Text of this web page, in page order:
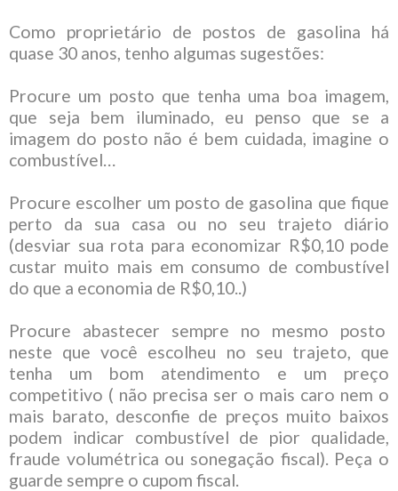
Como proprietário de postos de gasolina há
quase 30 anos, tenho algumas sugestões:
Procure um posto que tenha uma boa imagem,
que seja bem iluminado, eu penso que se a
imagem do posto não é bem cuidada, imagine o
combustível…
Procure escolher um posto de gasolina que fique
perto da sua casa ou no seu trajeto diário
(desviar sua rota para economizar R$0,10 pode
custar muito mais em consumo de combustível
do que a economia de R$0,10..)
Procure abastecer sempre no mesmo posto
neste que você escolheu no seu trajeto, que
tenha um bom atendimento e um preço
competitivo ( não precisa ser o mais caro nem o
mais barato, desconfie de preços muito baixos
podem indicar combustível de pior qualidade,
fraude volumétrica ou sonegação fiscal). Peça o
guarde sempre o cupom fiscal.